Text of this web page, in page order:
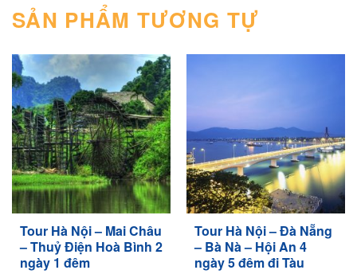
SẢN PHẨM TƯƠNG TỰ
Tour Hà Nội – Mai Châu
– Thuỷ Điện Hoà Bình 2
ngày 1 đêm
Tour Hà Nội – Đà Nẵng
– Bà Nà – Hội An 4
ngày 5 đêm đi Tàu